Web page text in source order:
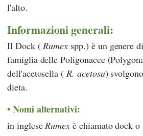
l'alto.
Informazioni generali:
Il Dock (Rumex spp.) è un genere
famiglia delle Poligonacee
dell'acetosella (R. acetosa)
dieta.
Nomi alternativi:
in ingleseRumex è chiamato dock